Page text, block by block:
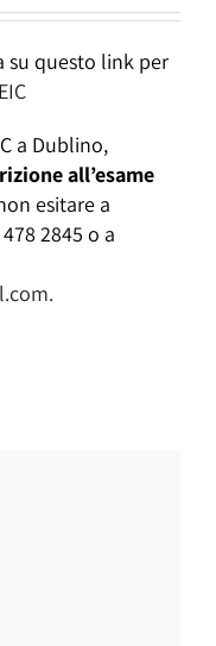
su questo link per
a Dublino,
all’esame
esitare a
2845 o a